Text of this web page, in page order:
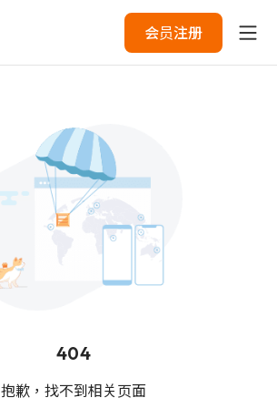
会员注册
404
抱歉，找不到相关页面